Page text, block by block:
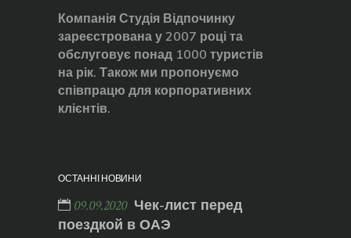
Компанія Студія Відпочинку
зареєстрована у 2007 році та
обслуговує понад 1000 туристів
на рік. Також ми пропонуємо
співпрацю для корпоративних
клієнтів.
ОСТАННІ НОВИНИ
09.09.2020 Чек-лист перед
поездкой в ОАЭ